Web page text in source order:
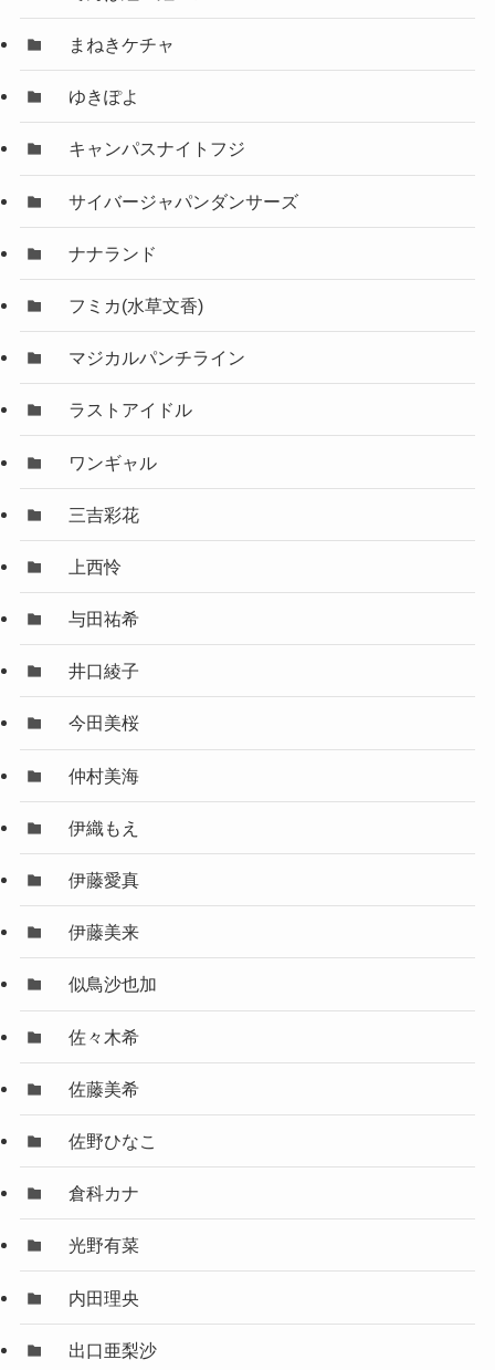
まねきケチャ
ゆきぽよ
キャンパスナイトフジ
サイバージャパンダンサーズ
ナナランド
フミカ(水草文香)
マジカルパンチライン
ラストアイドル
ワンギャル
三吉彩花
上西怜
与田祐希
井口綾子
今田美桜
仲村美海
伊織もえ
伊藤愛真
伊藤美来
似鳥沙也加
佐々木希
佐藤美希
佐野ひなこ
倉科カナ
光野有菜
内田理央
出口亜梨沙